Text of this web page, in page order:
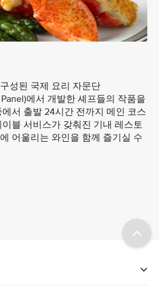
성된 국제 요리 자문단
에서 개발한 셰프들의 작품을
서 출발 24시간 전까지 메인 코스
블 서비스가 갖춰진 기내 레스토
어울리는 와인을 함께 즐기실 수